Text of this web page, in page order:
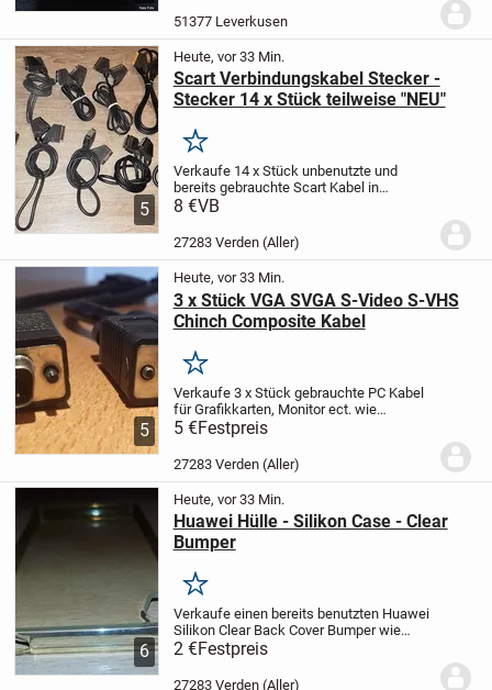
James T. Kirk, mittlerweile im...
51377 Leverkusen
5
Heute, vor 33 Min.
Scart Verbindungskabel Stecker -
Stecker 14 x Stück teilweise "NEU"
Merken
Verkaufe 14 x Stück unbenutzte und
bereits gebrauchte Scart Kabel in
schwarz 21-POLIG Vollbelegung EURO-
Verbindung von Audio- und Video-Geräten
mit Scart-Anschluss...
8 €VB
27283 Verden (Aller)
5
Heute, vor 33 Min.
3 x Stück VGA SVGA S-Video S-VHS
Chinch Composite Kabel
Merken
Verkaufe 3 x Stück gebrauchte PC Kabel
für Grafikkarten, Monitor ect. wie
abgebildet. VGA SVGA S-Video S-VHS
Chinch Verbindungen voll Abgeschirmt
von ca. 30 cm Länge und 9 mm
Kabeldurchmesser....
5 €Festpreis
27283 Verden (Aller)
6
Heute, vor 33 Min.
Huawei Hülle - Silikon Case - Clear
Bumper
Merken
Verkaufe einen bereits benutzten Huawei
Silikon Clear Back Cover Bumper wie
abgebildet. Maße: ca. 14,7 cm Hoch x 7,5
Eigenschaften:
ELASTISCH: Das TPU Silikoncase ist ein
2 €Festpreis
27283 Verden (Aller)